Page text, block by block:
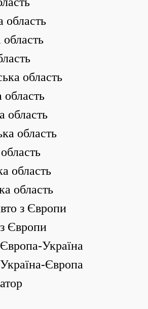
область
область
область
область
область
область
область
область
з Європи
Європи
Україна
Європа